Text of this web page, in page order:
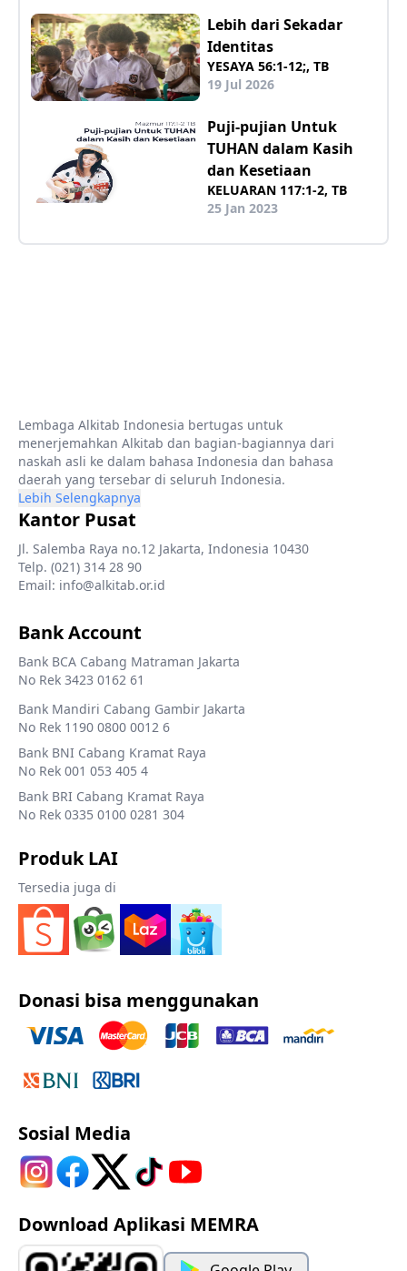
Lebih dari Sekadar
Identitas
YESAYA 56:1-12;, TB
19 Jul 2026
Puji-pujian Untuk
TUHAN dalam Kasih
dan Kesetiaan
KELUARAN 117:1-2, TB
25 Jan 2023
Lembaga Alkitab Indonesia bertugas untuk
menerjemahkan Alkitab dan bagian-bagiannya dari
naskah asli ke dalam bahasa Indonesia dan bahasa
daerah yang tersebar di seluruh Indonesia.
Lebih Selengkapnya
Kantor Pusat
Jl. Salemba Raya no.12 Jakarta, Indonesia 10430
Telp. (021) 314 28 90
Email: info@alkitab.or.id
Bank Account
Bank BCA Cabang Matraman Jakarta
No Rek 3423 0162 61
Bank Mandiri Cabang Gambir Jakarta
No Rek 1190 0800 0012 6
Bank BNI Cabang Kramat Raya
No Rek 001 053 405 4
Bank BRI Cabang Kramat Raya
No Rek 0335 0100 0281 304
Produk LAI
Tersedia juga di
Donasi bisa menggunakan
Sosial Media
Download Aplikasi MEMRA